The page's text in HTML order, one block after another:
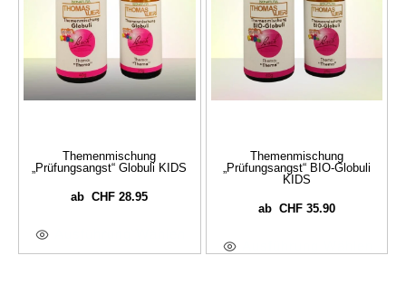
Themenmischung
„Prüfungsangst“ Globuli KIDS
abCHF 28.95
Themenmischung
„Prüfungsangst“ BIO-Globuli
KIDS
ab CHF35.90